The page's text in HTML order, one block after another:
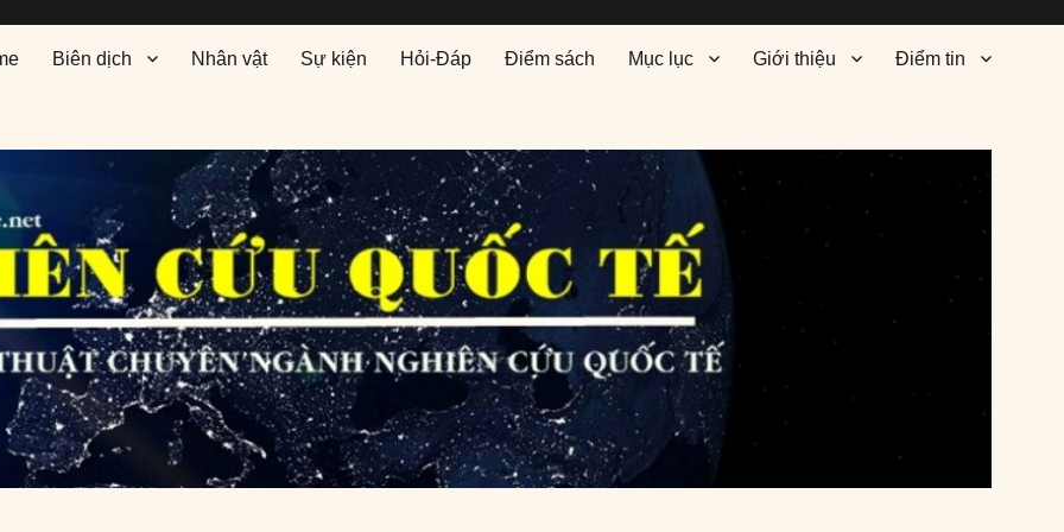
Biên dịch Nhân vật Sự kiện Hỏi-Đáp Điểm sách Mục lục Giới thiệu Điểm tin